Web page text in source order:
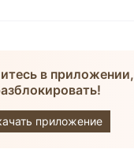
в приложении,
приложение
BTFX